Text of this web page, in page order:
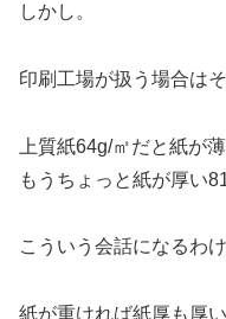
しかし。
印刷工場が扱う場合は
上質紙64g/㎡だと紙が
もうちょっと紙が厚い
こういう会話になるわけ
紙が重ければ紙厚も厚